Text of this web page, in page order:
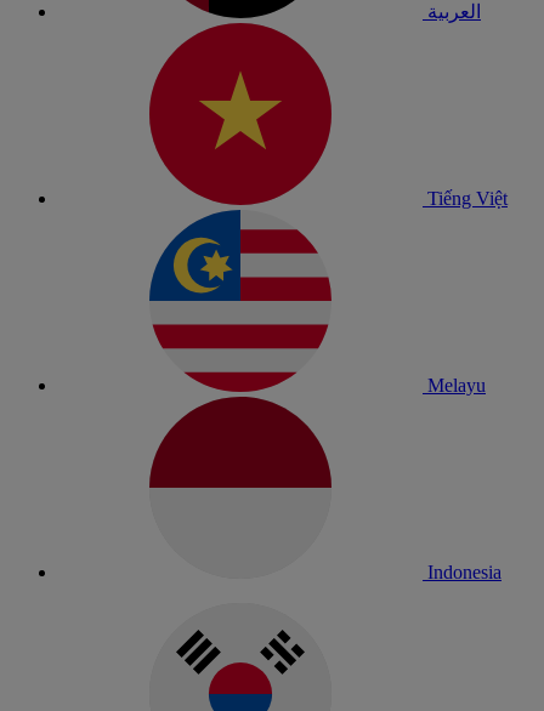
العربية
Tiếng Việt
Melayu
Indonesia